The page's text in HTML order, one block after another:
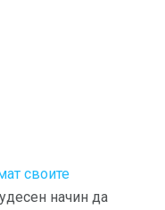
своите
начин да